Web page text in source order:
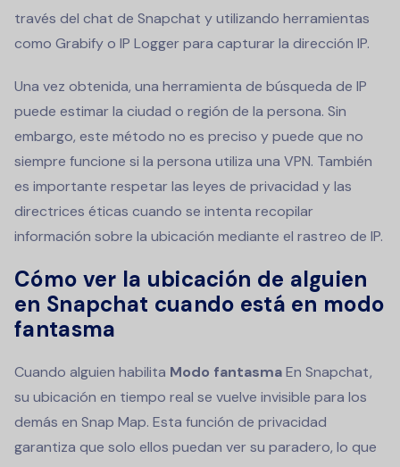
través del chat de Snapchat y utilizando herramientas
como Grabify o IP Logger para capturar la dirección IP.
Una vez obtenida, una herramienta de búsqueda de IP
puede estimar la ciudad o región de la persona. Sin
embargo, este método no es preciso y puede que no
siempre funcione si la persona utiliza una VPN. También
es importante respetar las leyes de privacidad y las
directrices éticas cuando se intenta recopilar
información sobre la ubicación mediante el rastreo de IP.
Cómo ver la ubicación de alguien
en Snapchat cuando está en modo
fantasma
Cuando alguien habilita Modo fantasmaEn Snapchat,
su ubicación en tiempo real se vuelve invisible para los
demás en Snap Map. Esta función de privacidad
garantiza que solo ellos puedan ver su paradero, lo que